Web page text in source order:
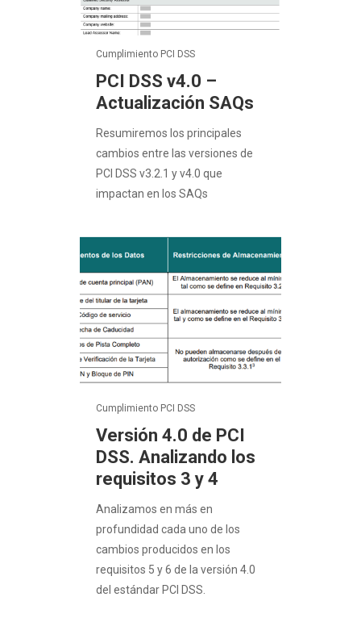
Cumplimiento PCI DSS
PCI DSS v4.0 –
Actualización SAQs
Resumiremos los principales
cambios entre las versiones de
PCI DSS v3.2.1 y v4.0 que
impactan en los SAQs
Cumplimiento PCI DSS
Versión 4.0 de PCI
DSS. Analizando los
requisitos 3 y 4
Analizamos en más en
profundidad cada uno de los
cambios producidos en los
requisitos 5 y 6 de la versión 4.0
del estándar PCI DSS.